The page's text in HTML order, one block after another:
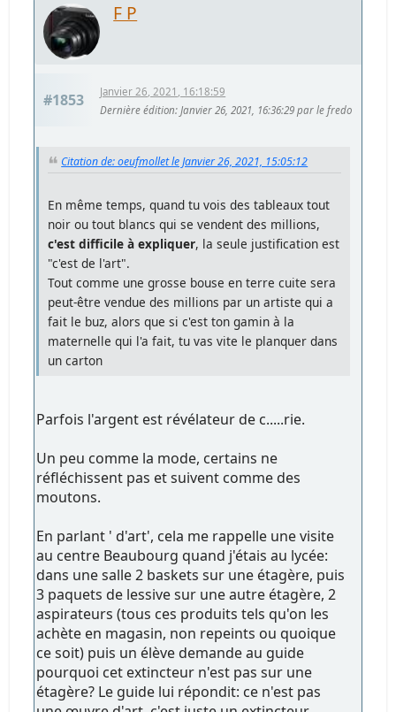
F P
#1853
Janvier 26, 2021, 16:18:59
Dernière édition: Janvier 26, 2021, 16:36:29 par le fredo
Citation de: oeufmollet le Janvier 26, 2021, 15:05:12
En même temps, quand tu vois des tableaux tout
noir ou tout blancs qui se vendent des millions,
c'est difficile à expliquer, la seule justification est
"c'est de l'art".
Tout comme une grosse bouse en terre cuite sera
peut-être vendue des millions par un artiste qui a
fait le buz, alors que si c'est ton gamin à la
maternelle qui l'a fait, tu vas vite le planquer dans
un carton
Parfois l'argent est révélateur de c.....rie.
Un peu comme la mode, certains ne
réfléchissent pas et suivent comme des
moutons.
En parlant ' d'art', cela me rappelle une visite
au centre Beaubourg quand j'étais au lycée:
dans une salle 2 baskets sur une étagère, puis
3 paquets de lessive sur une autre étagère, 2
aspirateurs (tous ces produits tels qu'on les
achète en magasin, non repeints ou quoique
ce soit) puis un élève demande au guide
pourquoi cet extincteur n'est pas sur une
étagère? Le guide lui répondit: ce n'est pas